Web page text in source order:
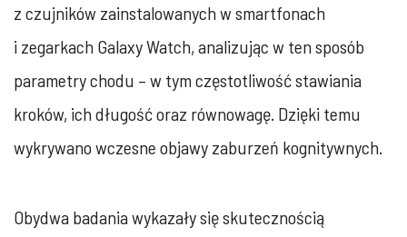
z czujników zainstalowanych w smartfonach
i zegarkach Galaxy Watch, analizując w ten sposób
parametry chodu – w tym częstotliwość stawiania
kroków, ich długość oraz równowagę. Dzięki temu
wykrywano wczesne objawy zaburzeń kognitywnych.
Obydwa badania wykazały się skutecznością